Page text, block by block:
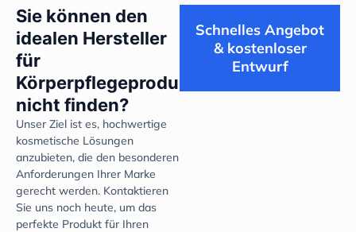
Sie können den
idealen Hersteller
für
Körperpflegeprodukte
nicht finden?
Unser Ziel ist es, hochwertige
kosmetische Lösungen
anzubieten, die den besonderen
Anforderungen Ihrer Marke
gerecht werden. Kontaktieren
Sie uns noch heute, um das
perfekte Produkt für Ihren
Schnelles Angebot
& kostenloser
Entwurf